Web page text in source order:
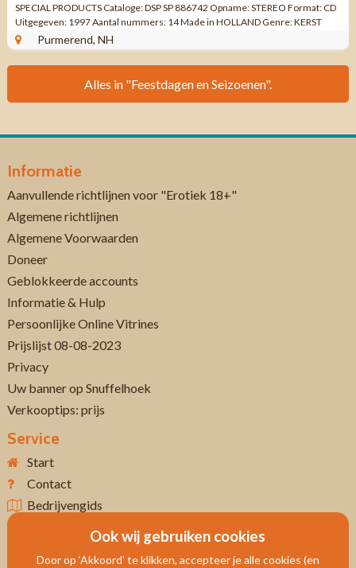
SPECIAL PRODUCTS Cataloge: DSP SP 886742 Opname: STEREO Format: CD
Uitgegeven: 1997 Aantal nummers: 14 Made in HOLLAND Genre: KERST
Kwaliteit: ALS NIEUW ...
Purmerend, NH
Alles in "Feestdagen en Seizoenen".
Informatie
Aanvullende richtlijnen voor "Erotiek 18+"
Algemene richtlijnen
Algemene Voorwaarden
Doneer
Geblokkeerde accounts
Informatie & Hulp
Persoonlijke Online Vitrines
Prijslijst 08-08-2023
Privacy
Uw banner op Snuffelhoek
Verkooptips: prijs
Service
Start
Contact
Bedrijvengids
Ook wij gebruiken cookies
Door op ‘Akkoord’ te klikken, accepteer je alle cookies (en